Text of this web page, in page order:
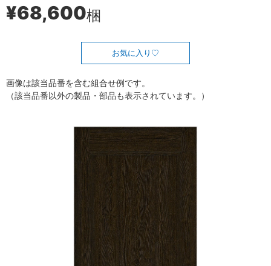
¥68,600梱
お気に入り
画像は該当品番を含む組合せ例です。
（該当品番以外の製品・部品も表示されています。）